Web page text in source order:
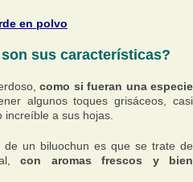
en polvo
sus características?
como si fueran una especie
algunos toques grisáceos, casi
a sus hojas.
un biluochun es que se trate de
con aromas frescos y bien